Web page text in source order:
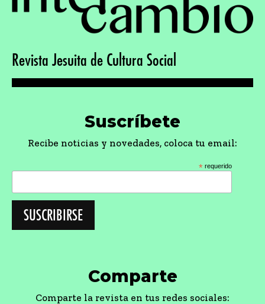
Revista Jesuita de Cultura Social
Suscríbete
Recibe noticias y novedades, coloca tu email:
* requerido
Comparte
Comparte la revista en tus redes sociales: